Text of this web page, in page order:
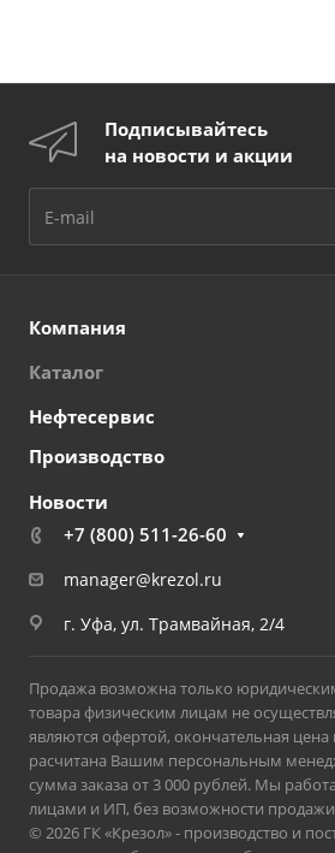
Подписывайтесь
на новости и акции
Компания
Каталог
Нефтесервис
Производство
Новости
+7 (800) 511-26-60
manager@krezol.ru
г. Уфа, ул. Трамвайная, 2/4
Продажа возможна только
товара физическим лицам не
являются офертой, окончательная цена
расчитана Вашим персональным
сумма заказа от 3 000 рублей. Мы
лицами и ИП, без возможности
© 2026 ГК «Крезол» - производство и